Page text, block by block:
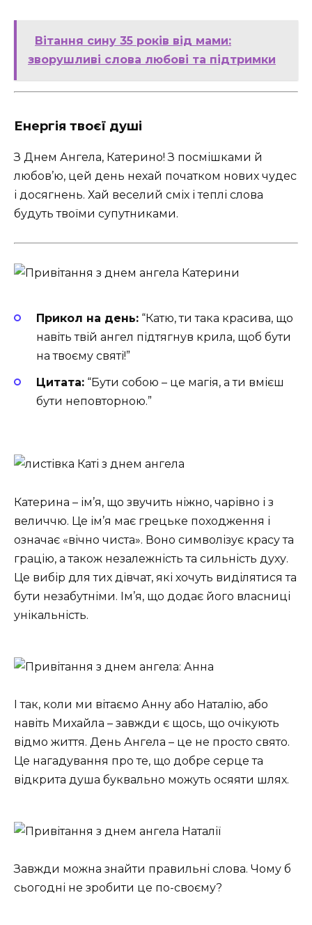
Вітання сину 35 років від мами:
зворушливі слова любові та підтримки
Енергія твоєї душі
З Днем Ангела, Катерино! З посмішками й
любов’ю, цей день нехай початком нових чудес
і досягнень. Хай веселий сміх і теплі слова
будуть твоїми супутниками.
Прикол на день: “Катю, ти така красива, що
навіть твій ангел підтягнув крила, щоб бути
на твоєму святі!”
Цитата: “Бути собою – це магія, а ти вмієш
бути неповторною.”
Катерина – ім’я, що звучить ніжно, чарівно і з
величчю. Це ім’я має грецьке походження і
означає «вічно чиста». Воно символізує красу та
грацію, а також незалежність та сильність духу.
Це вибір для тих дівчат, які хочуть виділятися та
бути незабутніми. Ім’я, що додає його власниці
унікальність.
І так, коли ми вітаємо Анну або Наталію, або
навіть Михайла – завжди є щось, що очікують
відмо життя. День Ангела – це не просто свято.
Це нагадування про те, що добре серце та
відкрита душа буквально можуть осяяти шлях.
Завжди можна знайти правильні слова. Чому б
сьогодні не зробити це по-своєму?